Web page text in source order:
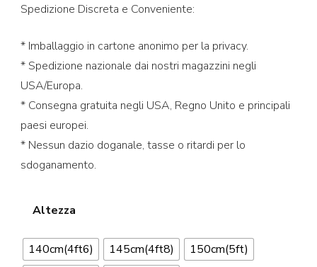
Spedizione Discreta e Conveniente:
* Imballaggio in cartone anonimo per la privacy.
* Spedizione nazionale dai nostri magazzini negli
USA/Europa.
* Consegna gratuita negli USA, Regno Unito e principali
paesi europei.
* Nessun dazio doganale, tasse o ritardi per lo
sdoganamento.
Altezza
140cm(4ft6) 145cm(4ft8)
150cm(5ft)